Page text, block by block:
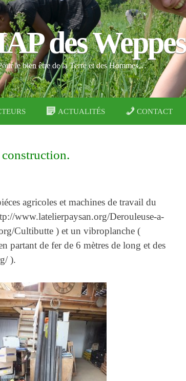
des Weppes
le bien être de la Terre et des Hommes…
ACTUALITÉS CONTACT
agricoles et machines de travail du
www.latelierpaysan.org/Derouleuse-a-
Cultibutte ) et un vibroplanche (
partant de fer de 6 mètres de long et des
).